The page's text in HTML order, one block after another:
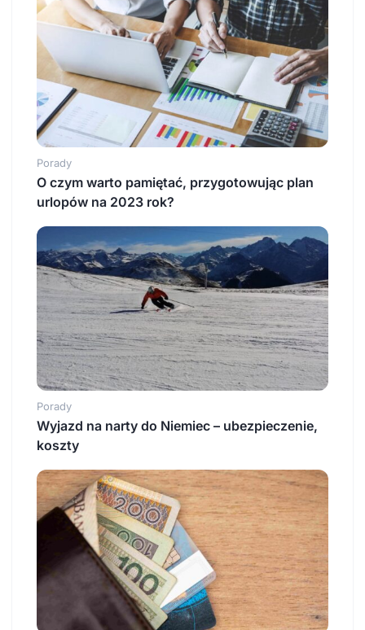
Porady
O czym warto pamiętać, przygotowując plan
urlopów na 2023 rok?
Porady
Wyjazd na narty do Niemiec – ubezpieczenie,
koszty